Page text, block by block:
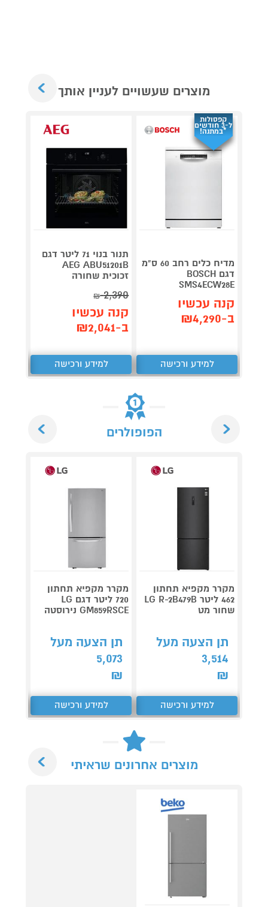
מוצרים שעשויים לעניין אותך
קפסולות
ל-3 חודשים
*במתנה!
מדיח כלים רחב 60 ס"מ
דגם BOSCH
SMS4ECW28E
קנה עכשיו
ב-₪4,290
למידע ורכישה
תנור בנוי 71 ליטר דגם
AEG ABU51201B
זכוכית שחורה
2,390
₪
קנה עכשיו
ב-₪2,041
למידע ורכישה
הפופולרים
מקרר מקפיא תחתון
462 ליטר LG R-2B479B
שחור מט
תן הצעה מעל
3,514
₪
למידע ורכישה
מקרר מקפיא תחתון
720 ליטר דגם LG
GM859RSCE נירוסטה
תן הצעה מעל
5,073
₪
למידע ורכישה
מוצרים אחרונים שראיתי